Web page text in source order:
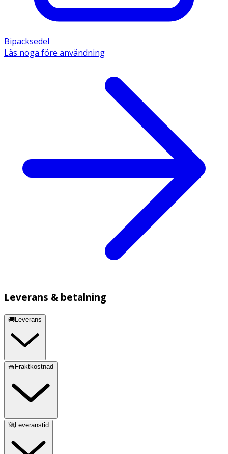
Bipacksedel
Läs noga före användning
Leverans & betalning
🚚Leverans
🧺Fraktkostnad
🚀Leveranstid